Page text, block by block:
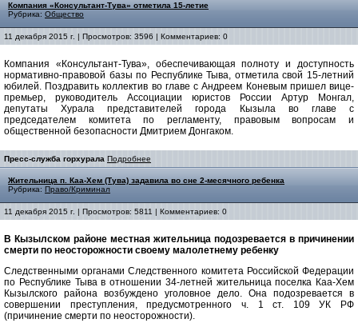
Компания «Консультант-Тува» отметила 15-летие
Рубрика: Общество
11 декабря 2015 г. | Просмотров: 3596 | Комментариев: 0
Компания «Консультант-Тува», обеспечивающая полноту и доступность
нормативно-правовой базы по Республике Тыва, отметила свой 15-летний
юбилей. Поздравить коллектив во главе с Андреем Коневым пришел вице-
премьер, руководитель Ассоциации юристов России Артур Монгал,
депутаты Хурала представителей города Кызыла во главе с
председателем комитета по регламенту, правовым вопросам и
общественной безопасности Дмитрием Донгаком.
Пресс-служба горхурала Подробнее
Жительница п. Каа-Хем (Тува) задавила во сне 2-месячного ребенка
Рубрика: Право/Криминал
11 декабря 2015 г. | Просмотров: 5811 | Комментариев: 0
В Кызылском районе местная жительница подозревается в причинении
смерти по неосторожности своему малолетнему ребенку
Следственными органами Следственного комитета Российской Федерации
по Республике Тыва в отношении 34-летней жительница поселка Каа-Хем
Кызылского района возбуждено уголовное дело. Она подозревается в
совершении преступления, предусмотренного ч. 1 ст. 109 УК РФ
(причинение смерти по неосторожности).